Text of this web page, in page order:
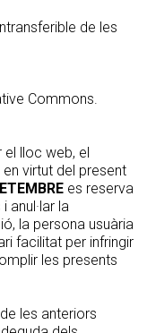
de les
Commons.
lloc web, el
virtut del present
es reserva
anul·lar la
la persona usuària
facilitat per infringir
les presents
les anteriors